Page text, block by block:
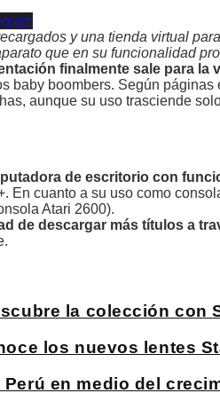
y una tienda virtual
que en su funcionalidad
finalmente sale para la
baby boombers. Según
aunque su uso trasciende
de escritorio con
En cuanto a su uso como
Atari 2600).
de descargar más títulos a
la colección con
los nuevos lentes
Perú en medio del